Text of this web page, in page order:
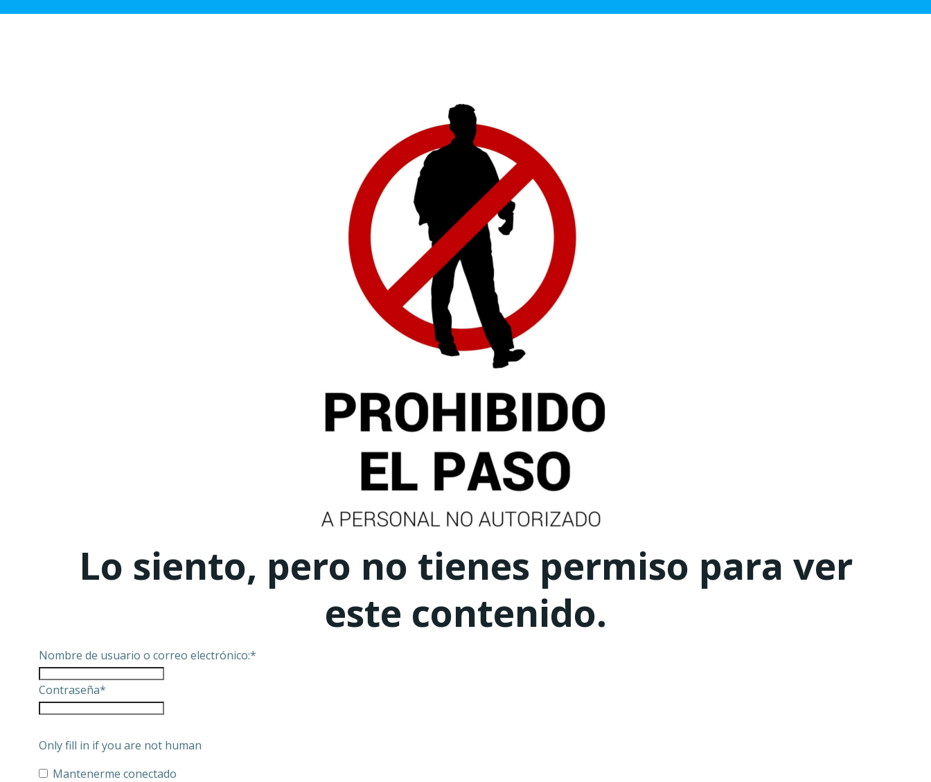
Lo siento, pero no tienes permiso para ver
este contenido.
Nombre de usuario o correo electrónico:*
Contraseña*
Only fill in if you are not human
Mantenerme conectado